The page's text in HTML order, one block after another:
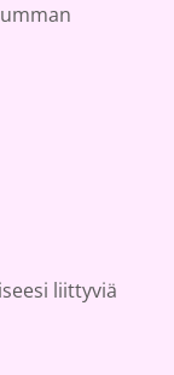
liittyviä